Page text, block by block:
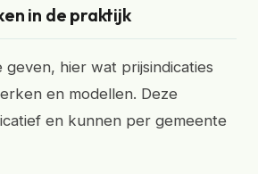
in de praktijk
geven, hier wat prijsindicaties
en modellen. Deze
en kunnen per gemeente